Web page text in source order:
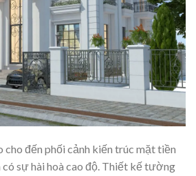
đến phối cảnh kiến trúc mặt tiền
có sự hài hoà cao độ. Thiết kế tường